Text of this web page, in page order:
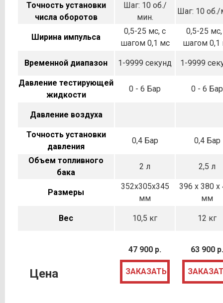
Точность установки
числа оборотов
Шаг: 10 об./
мин.
Шаг: 10
Ширина импульса
0,5-25 мс, с
шагом 0,1 мс
0,5-25
шагом 0,1
Временной диапазон 1-9999 секунд 1-9999
Давление тестирующей
жидкости
0 - 6 Бар 0 - 6 Бар
Давление воздуха
Точность установки
давления
0,4 Бар 0,4 Бар
Объем топливного
бака
2 л 2,5 л
Размеры
352x305x345
мм
396 x 380 x
мм
Вес 10,5 кг 12 кг
Цена
47 900 р.
ЗАКАЗАТЬ
63 900 р.